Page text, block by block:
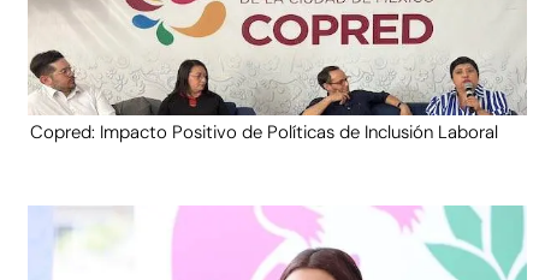
Copred: Impacto Positivo de Políticas de Inclusión Laboral